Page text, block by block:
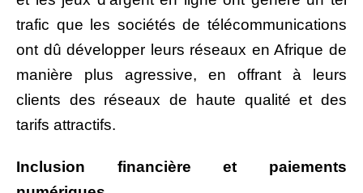
trafic que les sociétés de télécommunications
ont dû développer leurs réseaux en Afrique de
manière plus agressive, en offrant à leurs
clients des réseaux de haute qualité et des
tarifs attractifs.
Inclusion financière et paiements